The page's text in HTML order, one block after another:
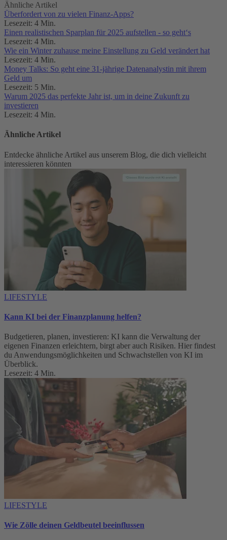
Ähnliche Artikel
Überfordert von zu vielen Finanz-Apps?
Lesezeit: 4 Min.
Einen realistischen Sparplan für 2025 aufstellen - so geht‘s
Lesezeit: 4 Min.
Wie ein Winter zuhause meine Einstellung zu Geld verändert hat
Lesezeit: 4 Min.
Money Talks: So geht eine 31-jährige Datenanalystin mit ihrem
Geld um
Lesezeit: 5 Min.
Warum 2025 das perfekte Jahr ist, um in deine Zukunft zu
investieren
Lesezeit: 4 Min.
Ähnliche Artikel
Entdecke ähnliche Artikel aus unserem Blog, die dich vielleicht
interessieren könnten
LIFESTYLE
Kann KI bei der Finanzplanung helfen?
Budgetieren, planen, investieren: KI kann die Verwaltung der
eigenen Finanzen erleichtern, birgt aber auch Risiken. Hier findest
du Anwendungsmöglichkeiten und Schwachstellen von KI im
Überblick.
Lesezeit: 4 Min.
LIFESTYLE
Wie Zölle deinen Geldbeutel beeinflussen